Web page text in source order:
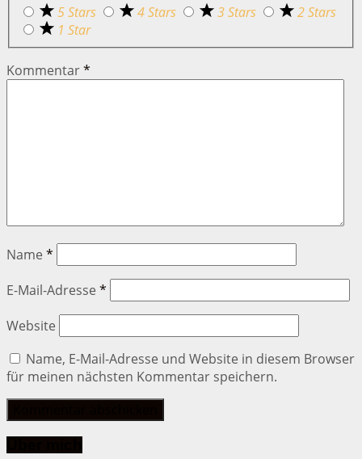
5 Stars
4 Stars 3 Stars
2 Stars
1 Star
Kommentar*
Name *
E-Mail-Adresse *
Website
Name, E-Mail-Adresse und Website in diesem Browser
für meinen nächsten Kommentar speichern.